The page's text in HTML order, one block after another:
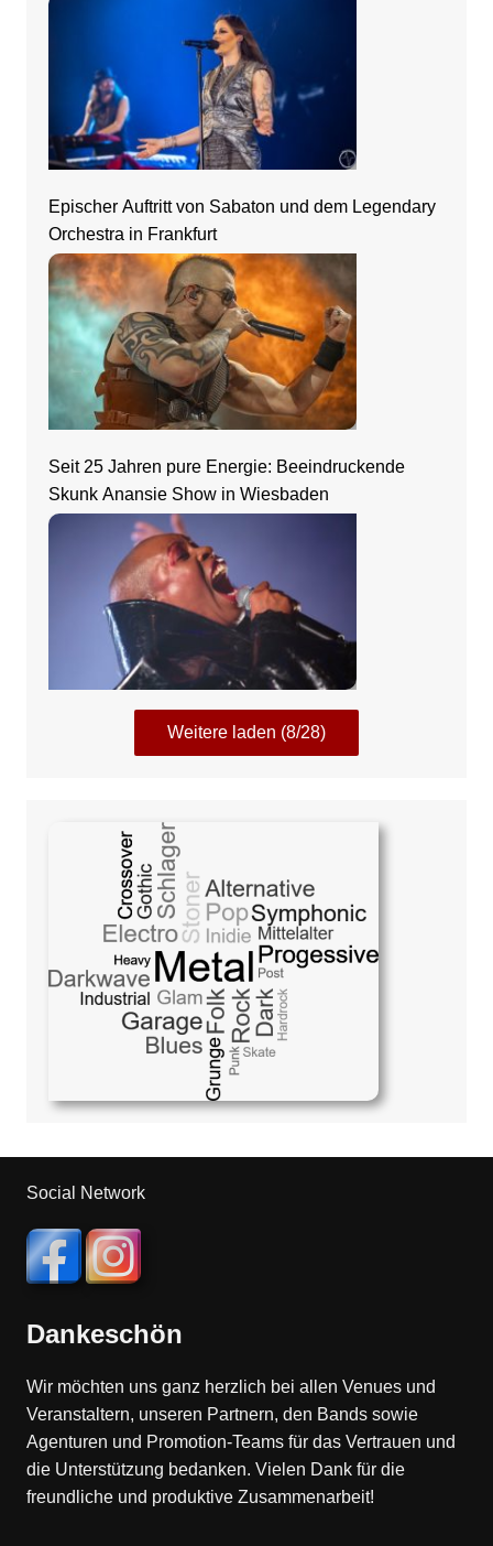
Epischer Auftritt von Sabaton und dem Legendary
Orchestra in Frankfurt
Seit 25 Jahren pure Energie: Beeindruckende
Skunk Anansie Show in Wiesbaden
Weitere laden (8/28)
Social Network
Dankeschön
Wir möchten uns ganz herzlich bei allen Venues und
Veranstaltern, unseren Partnern, den Bands sowie
Agenturen und Promotion-Teams für das Vertrauen und
die Unterstützung bedanken. Vielen Dank für die
freundliche und produktive Zusammenarbeit!